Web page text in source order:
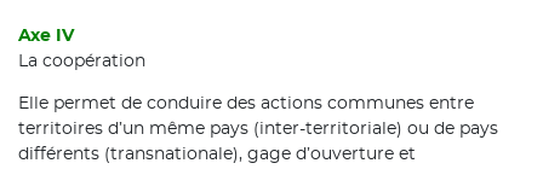
Axe IV
La coopération
Elle permet de conduire des actions communes entre
territoires d’un même pays (inter-territoriale) ou de pays
différents (transnationale), gage d’ouverture et